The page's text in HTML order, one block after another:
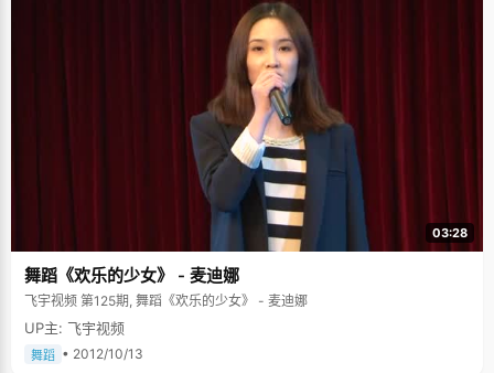
她，作为班主任，她从不会像女儿打听班上同学的听讲情况，不会让女儿成
为一个"告密者"的角色。蒲劲秋告诉我们，后来对于这种感觉也就习惯了，
母女间的感情和师生情母女俩也觉得能够相得益彰。 笔记达人 蒲劲秋说起让
自己最受益的学习方法竟然是记笔记的好习惯。"我在这方面好像挺有强迫症
的。"蒲劲秋自嘲道，她会把每一门科目的笔记都整理的井井有条。她说到自
己的小时候写笔记，如果在一个地方写画了或者有一个大的墨团，即使这一
页已经快写完了，她都会把这一页撕掉重新写。这样对自己的严格要求和从
写过硬的书法，让蒲劲秋的笔记成为同学传阅和借鉴的对象。现在在大学很
少记笔记了，倒是很怀念那种记完一整本笔记的成就感。"老师很少夸我别
的，经常夸我卷面做的好。"蒲劲秋想想也觉得卷面整齐有赖于小时候跟着爷
国画。小时候的蒲劲秋在爷爷身边耳濡目染，也对这些产生兴趣。再长大一
点，她也跟着爷爷练习书法，直到三四年级的时候开始在外面报班接受更加
正规的训练。"最开始的时候，我爸是很想让我学习书法的，因为这些可以让
一个人静下来。"蒲劲秋笑着回忆起小时候练字，"就给你一张纸，一支笔还
有一个毛毡，可以练上一整天。写的时候自己也不会想别的，因为心浮气躁
的话在字上面一下就可以看出来。"现在的话，蒲劲秋还会在忙碌的学习生活
中抽出时间联系毛笔字，这样会让她感觉到内心的平静。 说起大学的变化，
蒲劲秋坦言自己上高中的时候虽然学习好，但是骨子里好像还是有些自卑，
刚来到北大的时候面对全国的顶尖学子也曾迷失自己的方向，但是，到了大
二的时候，"有时会被自己感动到，会觉得看不出来其实你还挺厉害的"，在
03:28
舞蹈《欢乐的少女》 - 麦迪娜
飞宇视频 第125期, 舞蹈《欢乐的少女》 - 麦迪娜
UP主: 飞宇视频
舞蹈 • 2012/10/13